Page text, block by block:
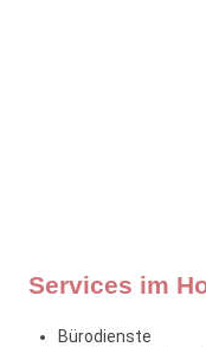
Services im
Bürodienste